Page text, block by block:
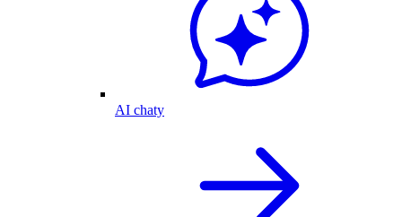
AI chaty